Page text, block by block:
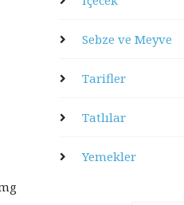
Sebze ve Meyve
Tarifler
Tatlılar
Yemekler